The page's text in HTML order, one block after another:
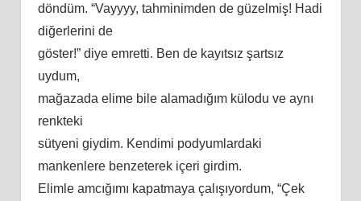
döndüm. “Vayyyy, tahminimden de güzelmiş! Hadi
diğerlerini de
göster!” diye emretti. Ben de kayıtsız şartsız
uydum,
mağazada elime bile alamadığım külodu ve aynı
renkteki
sütyeni giydim. Kendimi podyumlardaki
mankenlere benzeterek içeri girdim.
Elimle amcığımı kapatmaya çalışıyordum, “Çek